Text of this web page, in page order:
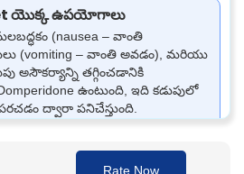
యొక్క ఉపయోగాలు
(nausea – వాంతి
(vomiting – వాంతి అవడం), మరియు
అసౌకర్యాన్ని తగ్గించడానికి
ఉంటుంది, ఇది కడుపులో
ద్వారా పనిచేస్తుంది.
భావాన్ని తగ్గిస్తుంది.
సమస్యల వల్ల వచ్చే వాంతులను
Rate Now